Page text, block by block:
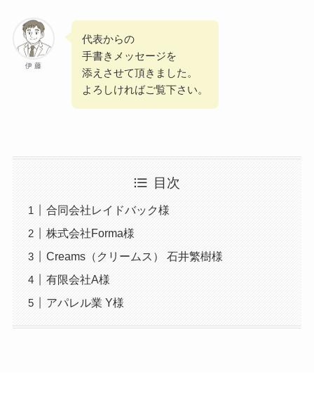
伊 藤
代表からの
手書きメッセージを
添えさせて頂きました。
よろしければご覧下さい。
目次
合同会社レイドバック様
株式会社Forma様
Creams（クリームス） 石井繁樹様
有限会社A様
アパレル業 Y様